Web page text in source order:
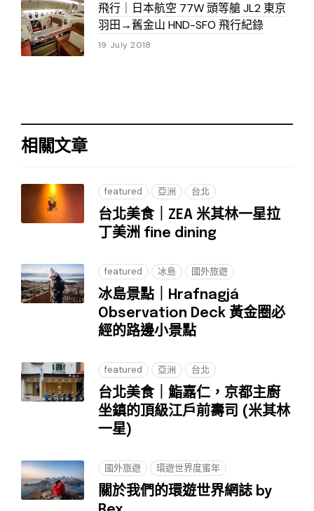
飛行｜日本航空 77W 頭等艙 JL2 東京
羽田→舊金山 HND-SFO 飛行紀錄
19 July 2018
相關文章
featured 亞洲 台北
台北美食｜ZEA 米其林一星拉
丁美洲 fine dining
featured 冰島 國外旅遊
冰島景點｜Hrafnagjá
Observation Deck 黃金圈必
經的路邊小景點
featured 亞洲 台北
台北美食｜鮨嘉仁，京都主廚
坐鎮的頂級江戶前壽司 (米其林
一星)
國外旅遊 環遊世界度蜜年
關於我們的環遊世界網誌 by